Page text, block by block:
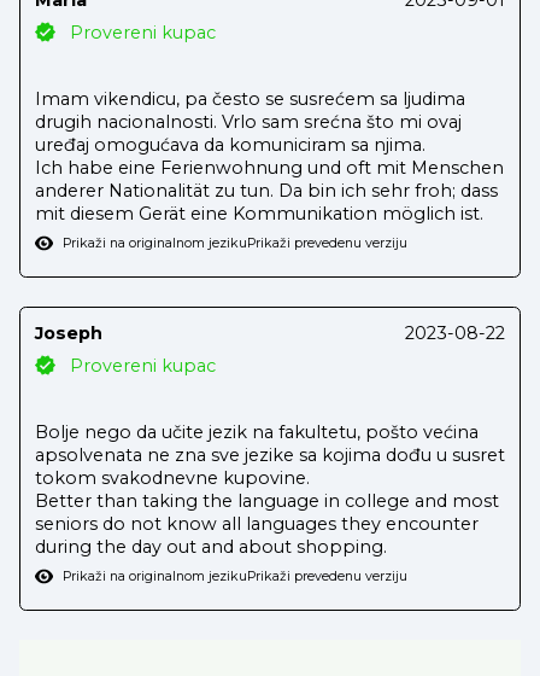
Provereni kupac
Imam vikendicu, pa često se susrećem sa ljudima
drugih nacionalnosti. Vrlo sam srećna što mi ovaj
uređaj omogućava da komuniciram sa njima.
Ich habe eine Ferienwohnung und oft mit Menschen
anderer Nationalität zu tun. Da bin ich sehr froh; dass
mit diesem Gerät eine Kommunikation möglich ist.
Prikaži na originalnom jezikuPrikaži prevedenu verziju
Joseph
2023-08-22
Provereni kupac
Bolje nego da učite jezik na fakultetu, pošto većina
apsolvenata ne zna sve jezike sa kojima dođu u susret
tokom svakodnevne kupovine.
Better than taking the language in college and most
seniors do not know all languages they encounter
during the day out and about shopping.
Prikaži na originalnom jezikuPrikaži prevedenu verziju